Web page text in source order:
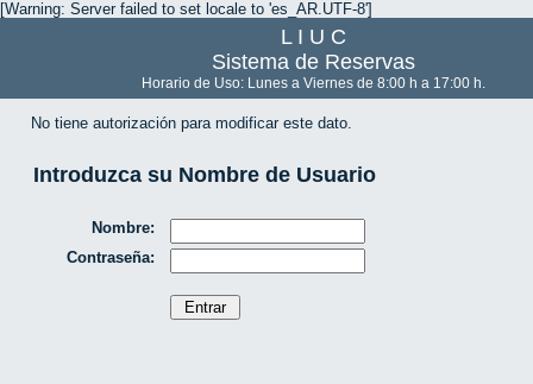
[Warning: Server failed to set locale to 'es_AR.UTF-8']
L I U C
Sistema de Reservas
Horario de Uso: Lunes a Viernes de 8:00 h a 17:00 h.
No tiene autorización para modificar este dato.
Introduzca su Nombre de Usuario
Nombre:
Contraseña: